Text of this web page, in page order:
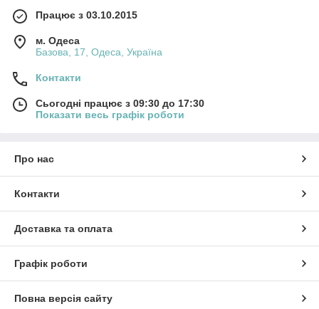
Працює з 03.10.2015
м. Одеса
Базова, 17, Одеса, Україна
Контакти
Сьогодні працює з 09:30 до 17:30
Показати весь графік роботи
Про нас
Контакти
Доставка та оплата
Графік роботи
Повна версія сайту